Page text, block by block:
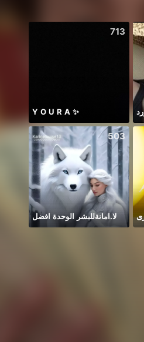
713
Y O U R A ✨
503
لا.امانةللبشر الوحدة افضل